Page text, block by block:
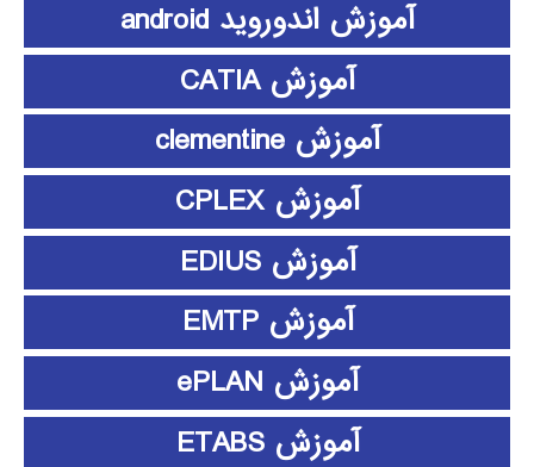
آموزش اندوروید android
آموزش CATIA
آموزش clementine
آموزش CPLEX
آموزش EDIUS
آموزش EMTP
آموزش ePLAN
آموزش ETABS